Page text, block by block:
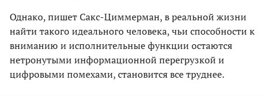
Однако, пишет Сакс-Циммерман, в реальной жизни
найти такого идеального человека, чьи способности к
вниманию и исполнительные функции остаются
нетронутыми информационной перегрузкой и
цифровыми помехами, становится все труднее.